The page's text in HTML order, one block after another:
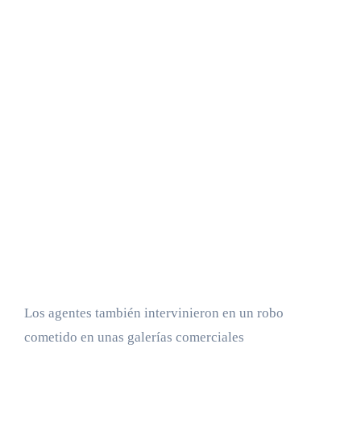
Los agentes también intervinieron en un robo
cometido en unas galerías comerciales